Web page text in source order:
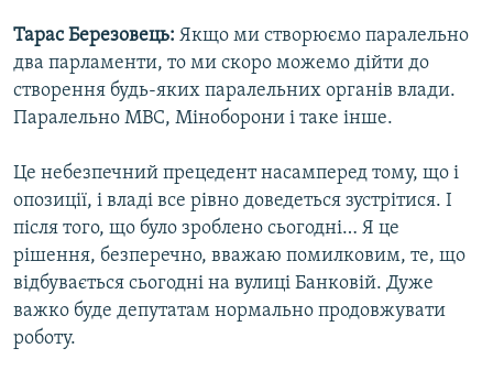
Тарас Березовець: Якщо ми створюємо паралельно
два парламенти, то ми скоро можемо дійти до
створення будь-яких паралельних органів влади.
Паралельно МВС, Міноборони і таке інше.
Це небезпечний прецедент насамперед тому, що і
опозиції, і владі все рівно доведеться зустрітися. І
після того, що було зроблено сьогодні… Я це
рішення, безперечно, вважаю помилковим, те, що
відбувається сьогодні на вулиці Банковій. Дуже
важко буде депутатам нормально продовжувати
роботу.